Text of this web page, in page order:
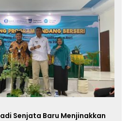
Senjata Baru Menjinakkan